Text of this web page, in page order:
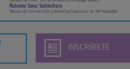
INSCRÍBETE